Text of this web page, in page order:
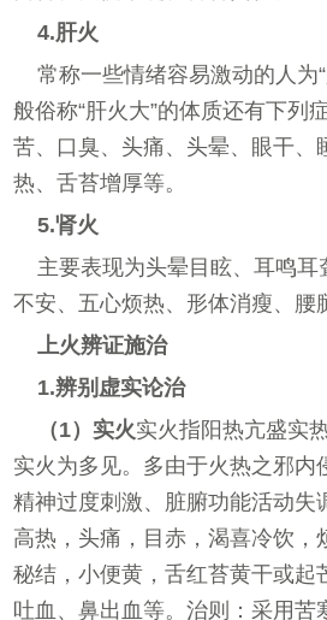
4.肝火
常称一些情绪容易激动的人为
般俗称“肝火大”的体质还有下列
苦、口臭、头痛、头晕、眼干、
热、舌苔增厚等。
5.肾火
主要表现为头晕目眩、耳鸣
不安、五心烦热、形体消瘦、腰
上火辨证施治
1.辨别虚实论治
（1）实火实火指阳热亢盛实
实火为多见。多由于火热之邪内
精神过度刺激、脏腑功能活动失
高热，头痛，目赤，渴喜冷饮，
秘结，小便黄，舌红苔黄干或起
吐血、鼻出血等。治则：采用苦